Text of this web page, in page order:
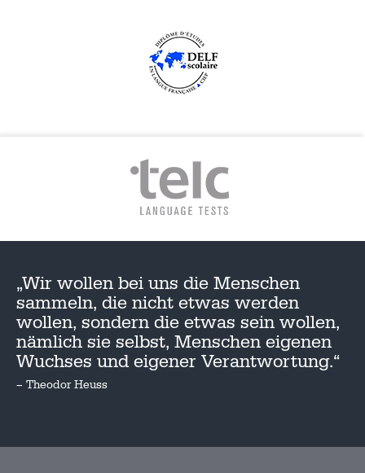
„Wir wollen bei uns die Menschen
sammeln, die nicht etwas werden
wollen, sondern die etwas sein wollen,
nämlich sie selbst, Menschen eigenen
Wuchses und eigener Verantwortung.“
– Theodor Heuss